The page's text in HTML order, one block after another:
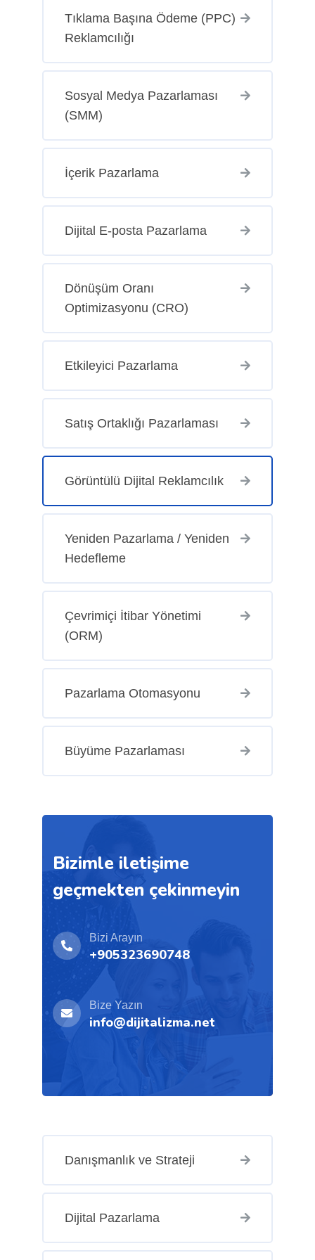
Tıklama Başına Ödeme (PPC)
Reklamcılığı
Sosyal Medya Pazarlaması
(SMM)
İçerik Pazarlama
Dijital E-posta Pazarlama
Dönüşüm Oranı
Optimizasyonu (CRO)
Etkileyici Pazarlama
Satış Ortaklığı Pazarlaması
Görüntülü Dijital Reklamcılık
Yeniden Pazarlama / Yeniden
Hedefleme
Çevrimiçi İtibar Yönetimi
(ORM)
Pazarlama Otomasyonu
Büyüme Pazarlaması
Bizimle iletişime
geçmekten çekinmeyin
Bizi Arayın
+905323690748
Bize Yazın
info@dijitalizma.net
Danışmanlık ve Strateji
Dijital Pazarlama